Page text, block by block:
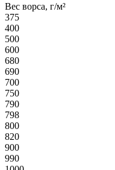
Вес ворса, г/м²
375
400
500
600
680
690
700
750
790
798
800
820
900
990